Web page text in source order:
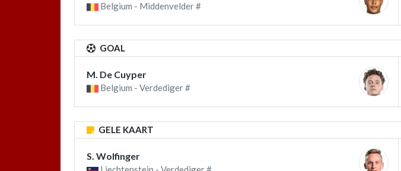
Belgium - Middenvelder #
GOAL
M. De Cuyper
Belgium - Verdediger #
GELE KAART
S. Wolfinger